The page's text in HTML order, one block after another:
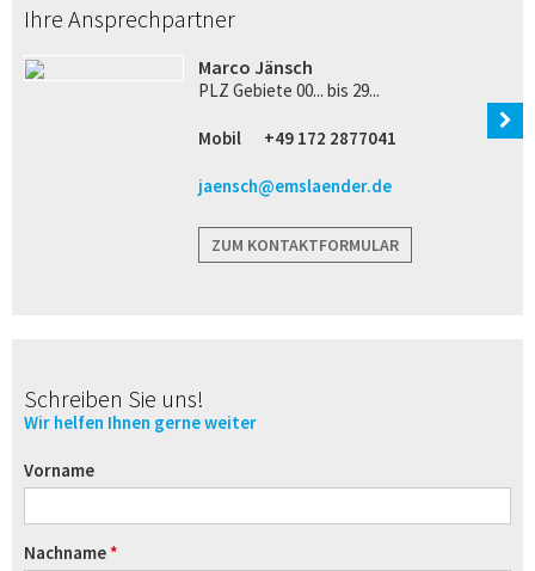
Ihre Ansprechpartner
Marco Jänsch
PLZ Gebiete 00... bis 29...
Mobil +49 172 2877041
jaensch@emslaender.de
ZUM KONTAKTFORMULAR
Schreiben Sie uns!
Wir helfen Ihnen gerne weiter
Vorname
Nachname